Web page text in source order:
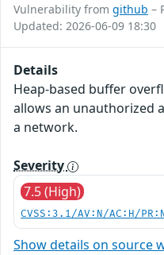
Vulnerability from github –
Updated: 2026-06-09 18:30
Details
Heap-based buffer
allows an unauthorized
a network.
Severity
7.5 (High)
CVSS:3.1/AV:N/AC:H/
Show details on source